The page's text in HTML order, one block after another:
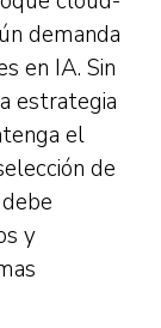
demanda
en IA. Sin
estrategia
el
de
y